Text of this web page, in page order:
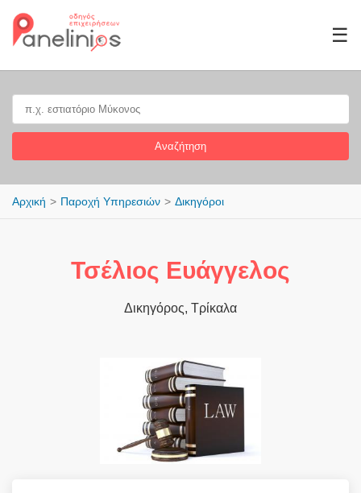
☰
Αναζήτηση
Αρχική Παροχή Υπηρεσιών Δικηγόροι
Τσέλιος Ευάγγελος
Δικηγόρος, Τρίκαλα